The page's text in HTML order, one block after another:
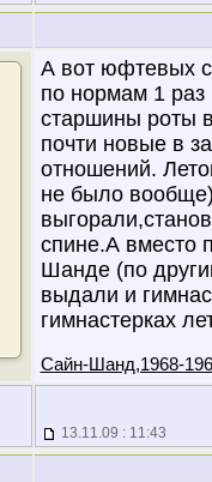
А вот юфтевых
по нормам 1 раз
старшины роты
почти новые в
отношений.
не было
спине.А вместо
Шанде (по
выдали и
гимнастерках
Сайн-Шанд,1968-
13.11.09 : 11:43